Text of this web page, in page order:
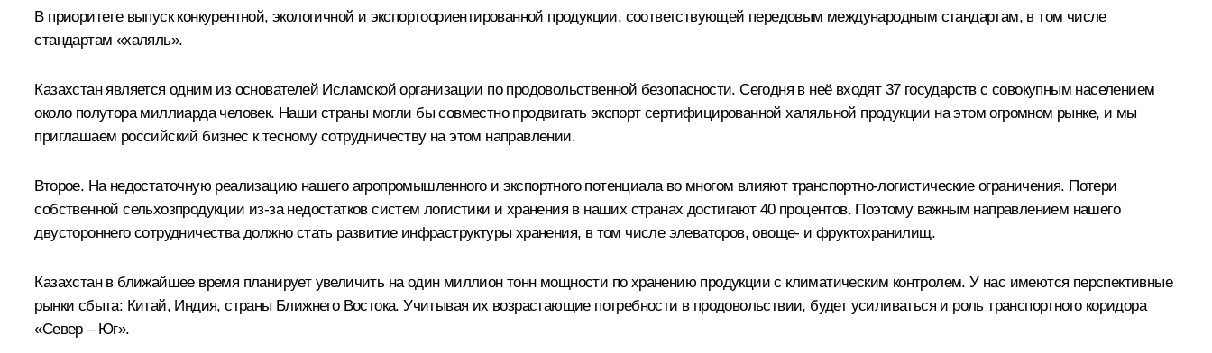
В приоритете выпуск конкурентной, экологичной и экспортоориентированной продукции, соответствующей передовым международным стандартам, в том числе
стандартам «халяль».
Казахстан является одним из основателей Исламской организации по продовольственной безопасности. Сегодня в неё входят 37 государств с совокупным населением
около полутора миллиарда человек. Наши страны могли бы совместно продвигать экспорт сертифицированной халяльной продукции на этом огромном рынке, и мы
приглашаем российский бизнес к тесному сотрудничеству на этом направлении.
Второе. На недостаточную реализацию нашего агропромышленного и экспортного потенциала во многом влияют транспортно-логистические ограничения. Потери
собственной сельхозпродукции из-за недостатков систем логистики и хранения в наших странах достигают 40 процентов. Поэтому важным направлением нашего
двустороннего сотрудничества должно стать развитие инфраструктуры хранения, в том числе элеваторов, овоще- и фруктохранилищ.
Казахстан в ближайшее время планирует увеличить на один миллион тонн мощности по хранению продукции с климатическим контролем. У нас имеются перспективные
рынки сбыта: Китай, Индия, страны Ближнего Востока. Учитывая их возрастающие потребности в продовольствии, будет усиливаться и роль транспортного коридора
«Север – Юг».